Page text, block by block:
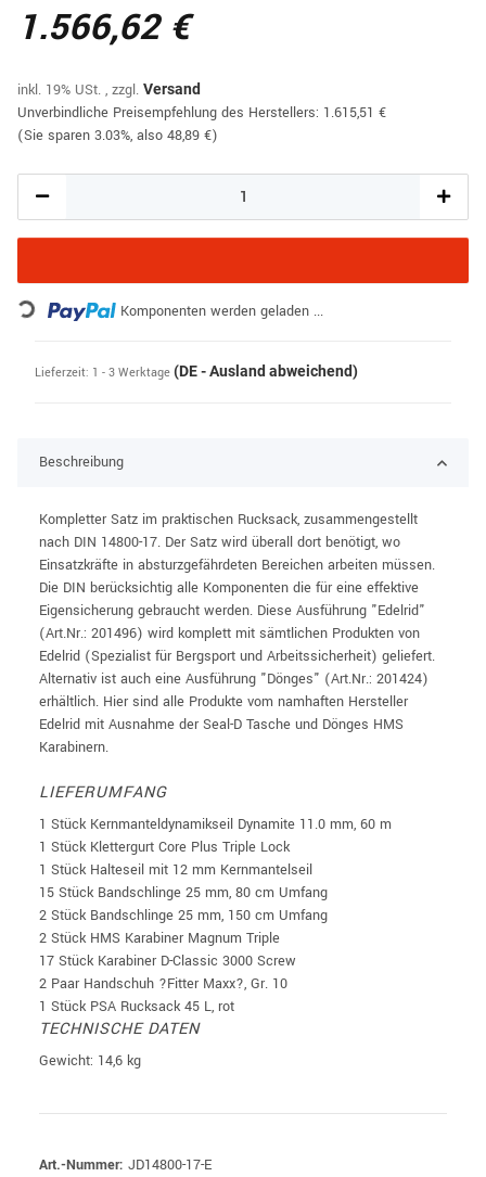
1.566,62 €
inkl. 19% USt. , zzgl. Versand
Unverbindliche Preisempfehlung des Herstellers: 1.615,51 €
(Sie sparen 3.03%, also 48,89 €)
Loading... Komponenten werden geladen ...
Lieferzeit: 1 - 3 Werktage (DE - Ausland abweichend)
Beschreibung
Kompletter Satz im praktischen Rucksack, zusammengestellt
nach DIN 14800-17. Der Satz wird überall dort benötigt, wo
Einsatzkräfte in absturzgefährdeten Bereichen arbeiten müssen.
Die DIN berücksichtig alle Komponenten die für eine effektive
Eigensicherung gebraucht werden. Diese Ausführung "Edelrid"
(Art.Nr.: 201496) wird komplett mit sämtlichen Produkten von
Edelrid (Spezialist für Bergsport und Arbeitssicherheit) geliefert.
Alternativ ist auch eine Ausführung "Dönges" (Art.Nr.: 201424)
erhältlich. Hier sind alle Produkte vom namhaften Hersteller
Edelrid mit Ausnahme der Seal-D Tasche und Dönges HMS
Karabinern.
LIEFERUMFANG
1 Stück Kernmanteldynamikseil Dynamite 11.0 mm, 60 m
1 Stück Klettergurt Core Plus Triple Lock
1 Stück Halteseil mit 12 mm Kernmantelseil
15 Stück Bandschlinge 25 mm, 80 cm Umfang
2 Stück Bandschlinge 25 mm, 150 cm Umfang
2 Stück HMS Karabiner Magnum Triple
17 Stück Karabiner D-Classic 3000 Screw
2 Paar Handschuh ?Fitter Maxx?, Gr. 10
1 Stück PSA Rucksack 45 L, rot
TECHNISCHE DATEN
Gewicht: 14,6 kg
Art.-Nummer: JD14800-17-E